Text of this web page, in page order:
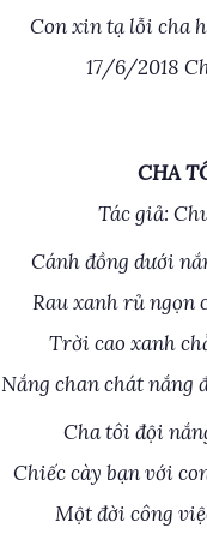
Con xin tạ lỗi cha
17/6/2018
CHA
Tác giả:
Cánh đồng dưới
Rau xanh rủ ngọn
Trời cao xanh
Nắng chan chát nắng
Cha tôi đội
Chiếc cày bạn với
Một đời công